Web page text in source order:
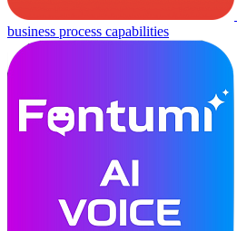
business process capabilities